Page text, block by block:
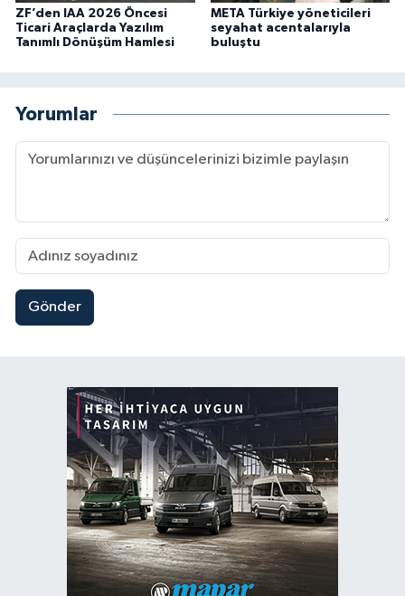
ZF’den IAA 2026 Öncesi
Ticari Araçlarda Yazılım
Tanımlı Dönüşüm Hamlesi
META Türkiye yöneticileri
seyahat acentalarıyla
buluştu
Yorumlar
Gönder